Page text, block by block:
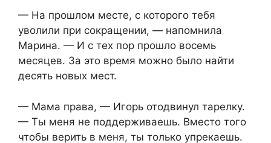
— На прошлом месте, с которого тебя
уволили при сокращении, — напомнила
Марина. — И с тех пор прошло восемь
месяцев. За это время можно было найти
десять новых мест.
— Мама права, — Игорь отодвинул тарелку.
— Ты меня не поддерживаешь. Вместо того
чтобы верить в меня, ты только упрекаешь.